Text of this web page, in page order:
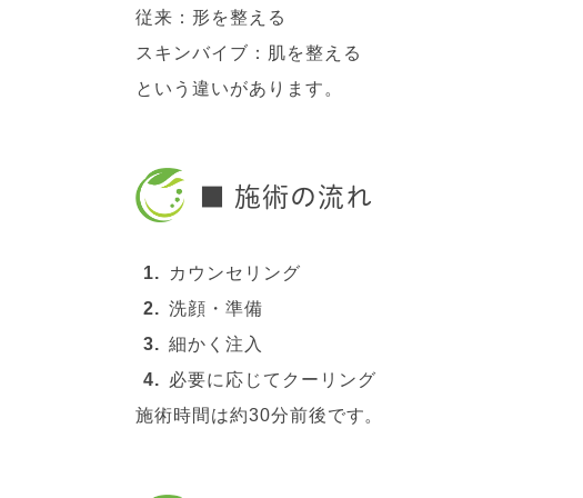
従来：形を整える
スキンバイブ：肌を整える
という違いがあります。
■ 施術の流れ
カウンセリング
洗顔・準備
細かく注入
必要に応じてクーリング
施術時間は約30分前後です。